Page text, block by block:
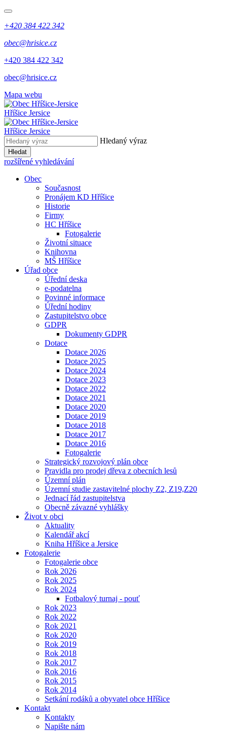
+420 384 422 342
obec@hrisice.cz
+420 384 422 342
obec@hrisice.cz
Mapa webu
Hříšice Jersice
Hříšice Jersice
Hledaný výraz
Hledat
rozšířené vyhledávání
Obec
Současnost
Pronájem KD Hříšice
Historie
Firmy
HC Hříšice
Fotogalerie
Životní situace
Knihovna
MŠ Hříšice
Úřad obce
Úřední deska
e-podatelna
Povinné informace
Úřední hodiny
Zastupitelstvo obce
GDPR
Dokumenty GDPR
Dotace
Dotace 2026
Dotace 2025
Dotace 2024
Dotace 2023
Dotace 2022
Dotace 2021
Dotace 2020
Dotace 2019
Dotace 2018
Dotace 2017
Dotace 2016
Fotogalerie
Strategický rozvojový plán obce
Pravidla pro prodej dřeva z obecních lesů
Územní plán
Územní studie zastavitelné plochy Z2, Z19,Z20
Jednací řád zastupitelstva
Obecně závazné vyhlášky
Život v obci
Aktuality
Kalendář akcí
Kniha Hříšice a Jersice
Fotogalerie
Fotogalerie obce
Rok 2026
Rok 2025
Rok 2024
Fotbalový turnaj - pouť
Rok 2023
Rok 2022
Rok 2021
Rok 2020
Rok 2019
Rok 2018
Rok 2017
Rok 2016
Rok 2015
Rok 2014
Setkání rodáků a obyvatel obce Hříšice
Kontakt
Kontakty
Napište nám